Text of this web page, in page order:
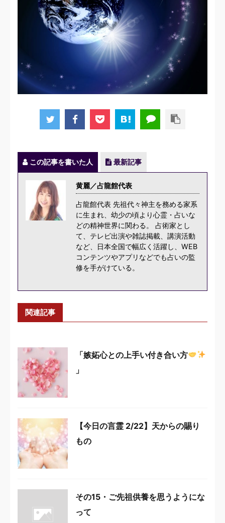
この記事を書いた人 最新記事
黄麗／占龍館代表
占龍館代表 先祖代々神主を務める家系
に生まれ、幼少の頃より心霊・占いな
どの精神世界に関わる。 占術家とし
て、テレビ出演や雑誌掲載、講演活動
など、日本全国で幅広く活躍し、WEB
コンテンツやアプリなどでも占いの監
修を手がけている。
関連記事
「嫉妬心との上手い付き合い方
」
【今日の言霊 2/22】天からの賜り
もの
その15・ご先祖供養を思うようにな
って